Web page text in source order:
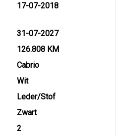
17-07-2018
31-07-2027
126.808 KM
Cabrio
Wit
Leder/Stof
Zwart
2